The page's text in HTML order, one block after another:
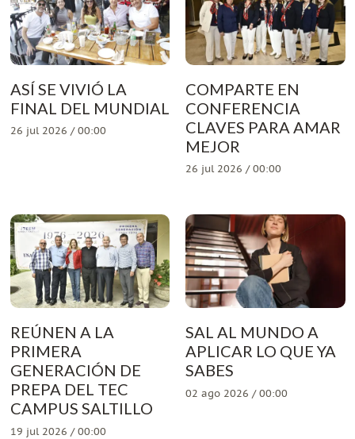
ASÍ SE VIVIÓ LA
FINAL DEL MUNDIAL
26 jul 2026 / 00:00
COMPARTE EN
CONFERENCIA
CLAVES PARA AMAR
MEJOR
26 jul 2026 / 00:00
REÚNEN A LA
PRIMERA
GENERACIÓN DE
PREPA DEL TEC
CAMPUS SALTILLO
19 jul 2026 / 00:00
SAL AL MUNDO A
APLICAR LO QUE YA
SABES
02 ago 2026 / 00:00